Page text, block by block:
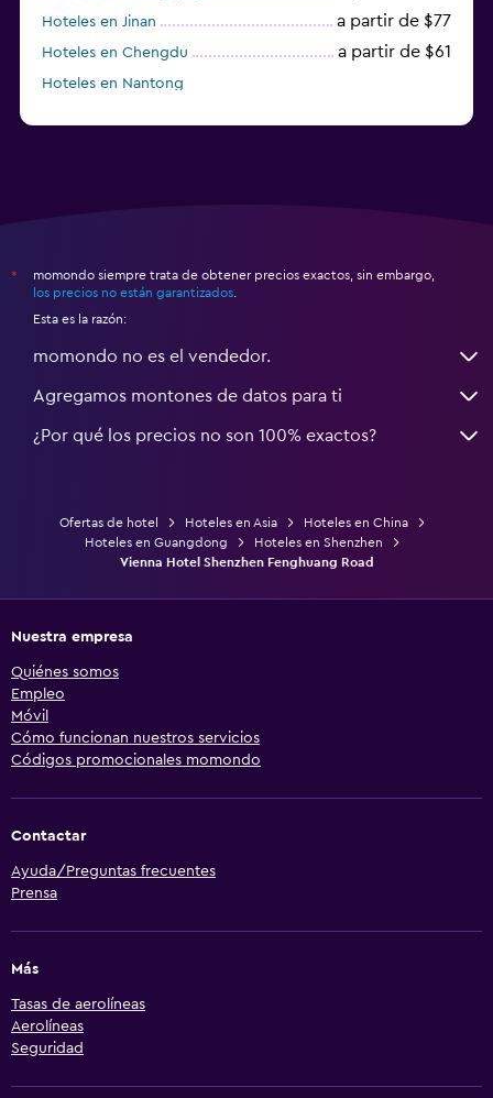
Hoteles en Jinan a partir de $77
Hoteles en Chengdu a partir de $61
Hoteles en Nantong
*
momondo siempre trata de obtener precios exactos, sin embargo,
los precios no están garantizados
Esta es la razón:
momondo no es el vendedor.
Agregamos montones de datos para ti
¿Por qué los precios no son 100% exactos?
Ofertas de hotel Hoteles en Asia
Hoteles en China
Hoteles en Guangdong
Hoteles en Shenzhen
Vienna Hotel Shenzhen Fenghuang Road
Nuestra empresa
Quiénes somos
Empleo
Móvil
Cómo funcionan nuestros servicios
Códigos promocionales momondo
Contactar
Ayuda/Preguntas frecuentes
Prensa
Más
Tasas de aerolíneas
Aerolíneas
Seguridad